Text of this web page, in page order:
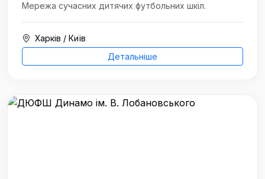
Мережа сучасних дитячих футбольних шкіл.
Харків / Київ
Детальніше